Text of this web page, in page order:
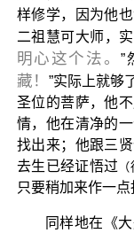
样修学，因为他
二祖慧可大师，
明心这个法。”
藏！ ”实际上就够
圣位的菩萨，他
情，他在清净的
找出来；他跟三
去生已经证悟过
只要稍加来作一点
同样地在《